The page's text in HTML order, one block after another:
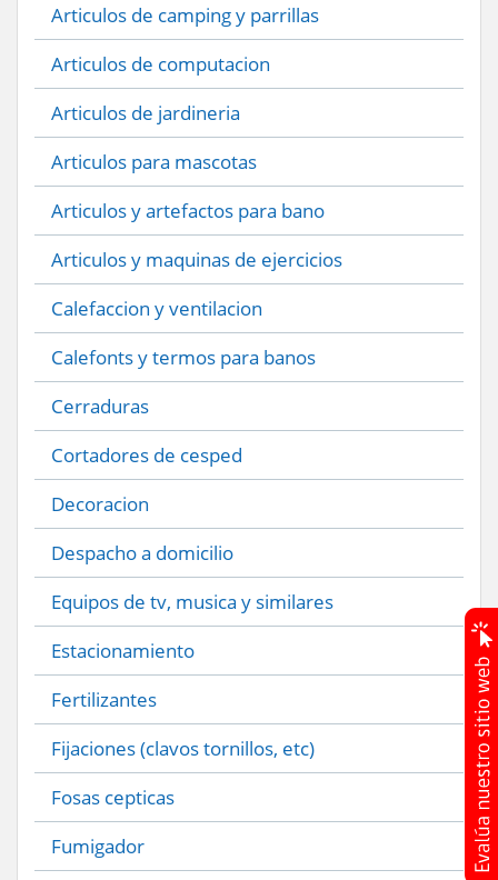
Articulos de camping y parrillas
Articulos de computacion
Articulos de jardineria
Articulos para mascotas
Articulos y artefactos para bano
Articulos y maquinas de ejercicios
Calefaccion y ventilacion
Calefonts y termos para banos
Cerraduras
Cortadores de cesped
Decoracion
Despacho a domicilio
Equipos de tv, musica y similares
Estacionamiento
Fertilizantes
Fijaciones (clavos tornillos, etc)
Fosas cepticas
Fumigador